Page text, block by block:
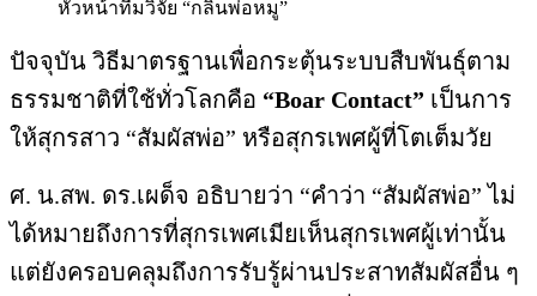
หัวหน้าทีมวิจัย “กลิ่นพ่อหมู”
ปัจจุบัน วิธีมาตรฐานเพื่อกระตุ้นระบบสืบพันธุ์ตาม
ธรรมชาติที่ใช้ทั่วโลกคือ “Boar Contact” เป็นการ
ให้สุกรสาว “สัมผัสพ่อ” หรือสุกรเพศผู้ที่โตเต็มวัย
ศ. น.สพ. ดร.เผด็จ อธิบายว่า “คำว่า “สัมผัสพ่อ” ไม่
ได้หมายถึงการที่สุกรเพศเมียเห็นสุกรเพศผู้เท่านั้น
แต่ยังครอบคลุมถึงการรับรู้ผ่านประสาทสัมผัสอื่น ๆ